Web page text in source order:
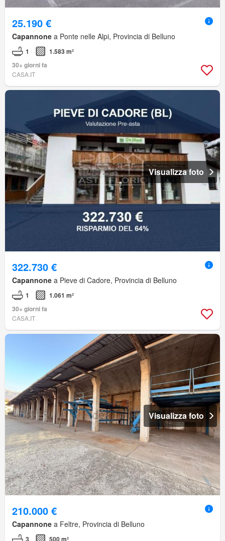
25.190 €
Capannone a Ponte nelle Alpi, Provincia di Belluno
1
1.583 m²
30+ giorni fa
CASA.IT
Visualizza foto
322.730 €
Capannone a Pieve di Cadore, Provincia di Belluno
1
1.061 m²
30+ giorni fa
CASA.IT
Visualizza foto
210.000 €
Capannone a Feltre, Provincia di Belluno
3 500 m²